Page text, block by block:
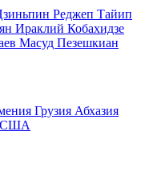
Реджеп Тайип
Ираклий Кобахидзе
Масуд Пезешкиан
Грузия Абхазия
США